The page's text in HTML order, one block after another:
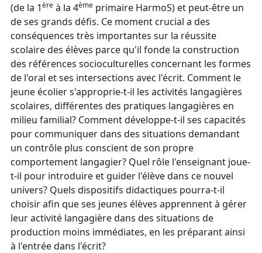
(de la 1ère à la 4ème primaire HarmoS) et peut-être un
de ses grands défis. Ce moment crucial a des
conséquences très importantes sur la réussite
scolaire des élèves parce qu'il fonde la construction
des références socioculturelles concernant les formes
de l'oral et ses intersections avec l'écrit. Comment le
jeune écolier s'approprie-t-il les activités langagières
scolaires, différentes des pratiques langagières en
milieu familial? Comment développe-t-il ses capacités
pour communiquer dans des situations demandant
un contrôle plus conscient de son propre
comportement langagier? Quel rôle l'enseignant joue-
t-il pour introduire et guider l'élève dans ce nouvel
univers? Quels dispositifs didactiques pourra-t-il
choisir afin que ses jeunes élèves apprennent à gérer
leur activité langagière dans des situations de
production moins immédiates, en les préparant ainsi
à l'entrée dans l'écrit?